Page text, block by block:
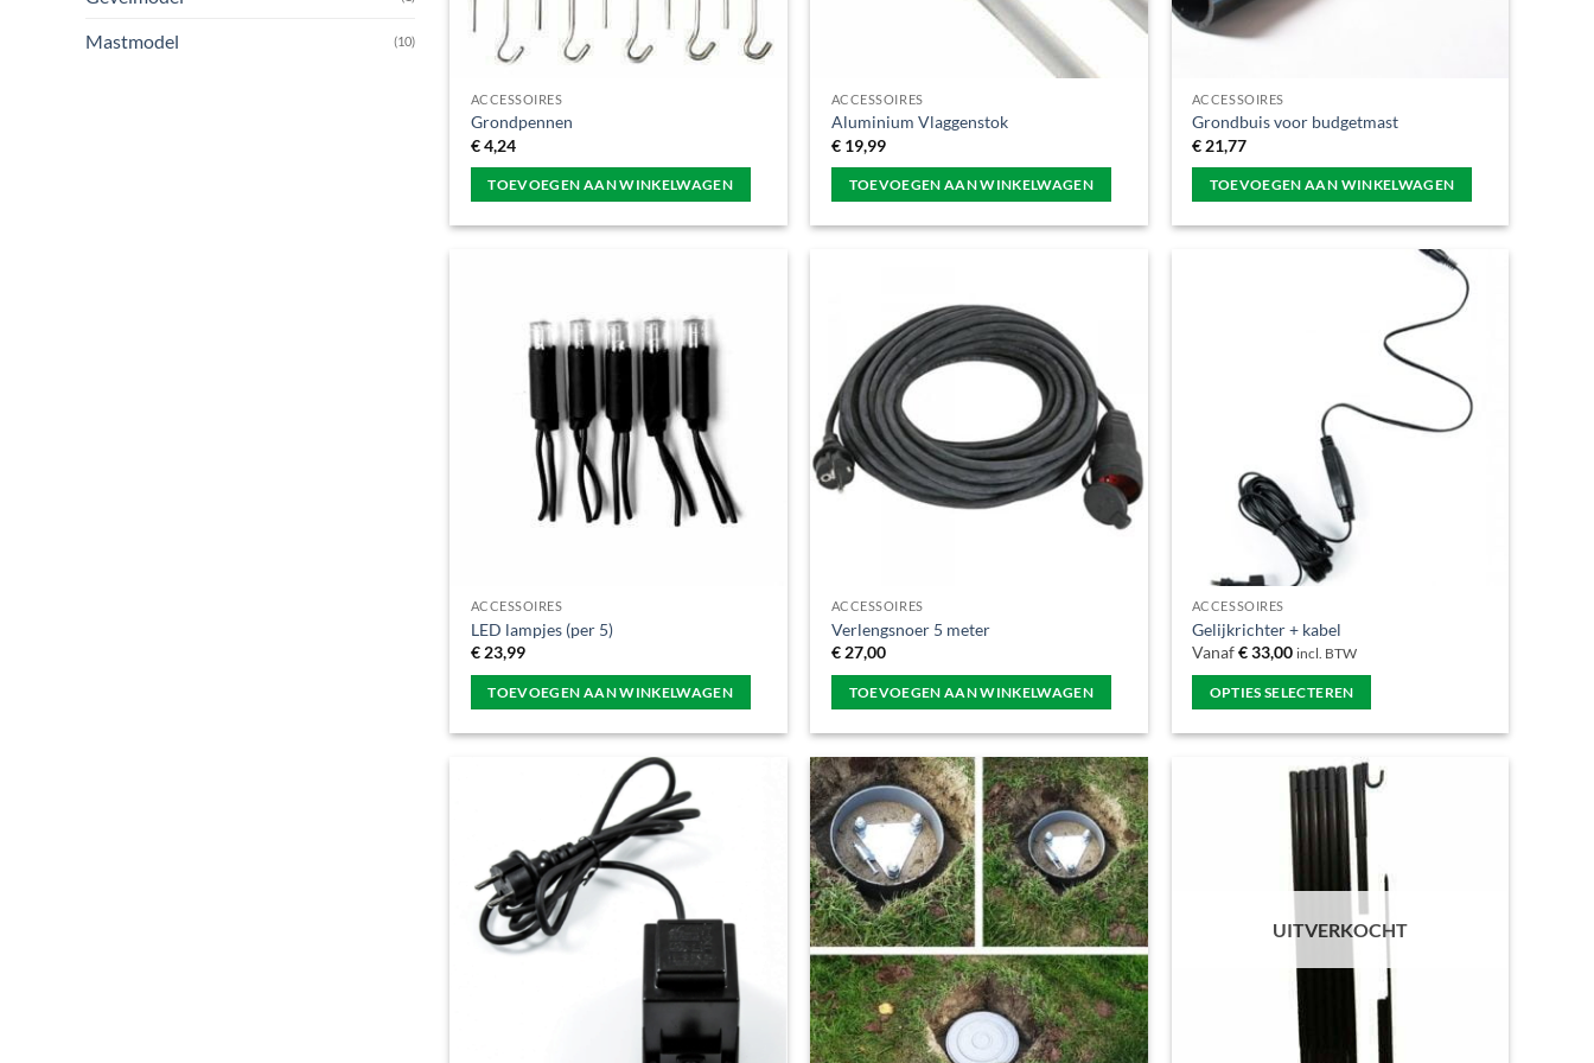
Mastmodel (10)
ACCESSOIRES
Grondpennen
€4,24
TOEVOEGEN AAN WINKELWAGEN
ACCESSOIRES
Aluminium Vlaggenstok
€19,99
TOEVOEGEN AAN WINKELWAGEN
ACCESSOIRES
Grondbuis voor budgetmast
€21,77
TOEVOEGEN AAN WINKELWAGEN
ACCESSOIRES
LED lampjes (per 5)
€23,99
TOEVOEGEN AAN WINKELWAGEN
ACCESSOIRES
Verlengsnoer 5 meter
€27,00
TOEVOEGEN AAN WINKELWAGEN
ACCESSOIRES
Gelijkrichter + kabel
Vanaf€33,00 incl. BTW
OPTIES SELECTEREN
UITVERKOCHT